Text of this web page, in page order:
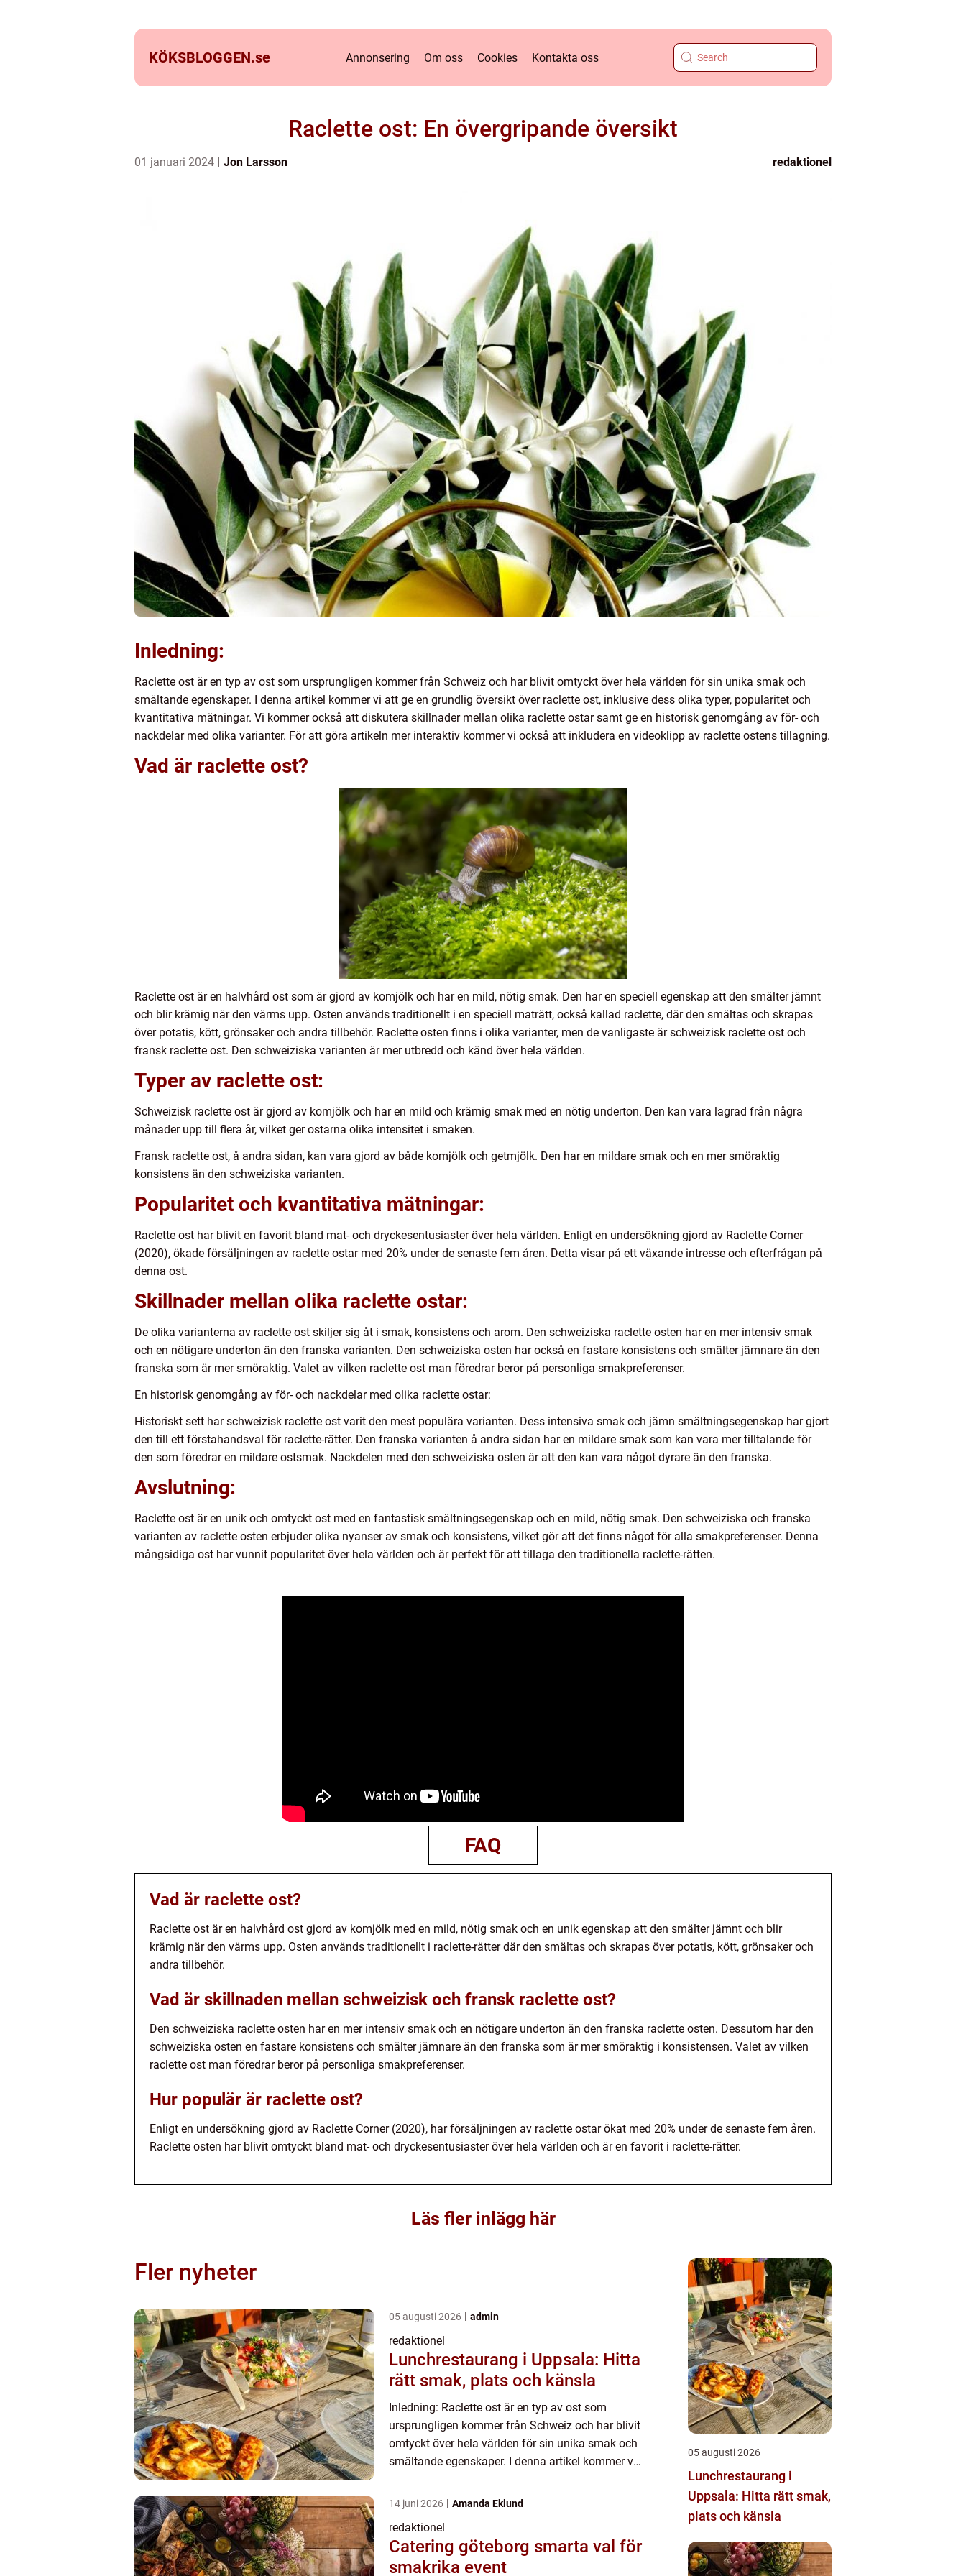
KÖKSBLOGGEN.se Annonsering Om oss Cookies Kontakta oss
Raclette ost: En övergripande översikt
01 januari 2024 Jon Larsson redaktionel
Inledning:
Raclette ost är en typ av ost som ursprungligen kommer från Schweiz och har blivit omtyckt över hela världen för sin unika smak och
smältande egenskaper. I denna artikel kommer vi att ge en grundlig översikt över raclette ost, inklusive dess olika typer, popularitet och
kvantitativa mätningar. Vi kommer också att diskutera skillnader mellan olika raclette ostar samt ge en historisk genomgång av för- och
nackdelar med olika varianter. För att göra artikeln mer interaktiv kommer vi också att inkludera en videoklipp av raclette ostens tillagning.
Vad är raclette ost?
Raclette ost är en halvhård ost som är gjord av komjölk och har en mild, nötig smak. Den har en speciell egenskap att den smälter jämnt
och blir krämig när den värms upp. Osten används traditionellt i en speciell maträtt, också kallad raclette, där den smältas och skrapas
över potatis, kött, grönsaker och andra tillbehör. Raclette osten finns i olika varianter, men de vanligaste är schweizisk raclette ost och
fransk raclette ost. Den schweiziska varianten är mer utbredd och känd över hela världen.
Typer av raclette ost:
Schweizisk raclette ost är gjord av komjölk och har en mild och krämig smak med en nötig underton. Den kan vara lagrad från några
månader upp till flera år, vilket ger ostarna olika intensitet i smaken.
Fransk raclette ost, å andra sidan, kan vara gjord av både komjölk och getmjölk. Den har en mildare smak och en mer smöraktig
konsistens än den schweiziska varianten.
Popularitet och kvantitativa mätningar:
Raclette ost har blivit en favorit bland mat- och dryckesentusiaster över hela världen. Enligt en undersökning gjord av Raclette Corner
(2020), ökade försäljningen av raclette ostar med 20% under de senaste fem åren. Detta visar på ett växande intresse och efterfrågan på
denna ost.
Skillnader mellan olika raclette ostar:
De olika varianterna av raclette ost skiljer sig åt i smak, konsistens och arom. Den schweiziska raclette osten har en mer intensiv smak
och en nötigare underton än den franska varianten. Den schweiziska osten har också en fastare konsistens och smälter jämnare än den
franska som är mer smöraktig. Valet av vilken raclette ost man föredrar beror på personliga smakpreferenser.
En historisk genomgång av för- och nackdelar med olika raclette ostar:
Historiskt sett har schweizisk raclette ost varit den mest populära varianten. Dess intensiva smak och jämn smältningsegenskap har gjort
den till ett förstahandsval för raclette-rätter. Den franska varianten å andra sidan har en mildare smak som kan vara mer tilltalande för
den som föredrar en mildare ostsmak. Nackdelen med den schweiziska osten är att den kan vara något dyrare än den franska.
Avslutning:
Raclette ost är en unik och omtyckt ost med en fantastisk smältningsegenskap och en mild, nötig smak. Den schweiziska och franska
varianten av raclette osten erbjuder olika nyanser av smak och konsistens, vilket gör att det finns något för alla smakpreferenser. Denna
mångsidiga ost har vunnit popularitet över hela världen och är perfekt för att tillaga den traditionella raclette-rätten.
FAQ
Vad är raclette ost?
Raclette ost är en halvhård ost gjord av komjölk med en mild, nötig smak och en unik egenskap att den smälter jämnt och blir
krämig när den värms upp. Osten används traditionellt i raclette-rätter där den smältas och skrapas över potatis, kött, grönsaker och
andra tillbehör.
Vad är skillnaden mellan schweizisk och fransk raclette ost?
Den schweiziska raclette osten har en mer intensiv smak och en nötigare underton än den franska raclette osten. Dessutom har den
schweiziska osten en fastare konsistens och smälter jämnare än den franska som är mer smöraktig i konsistensen. Valet av vilken
raclette ost man föredrar beror på personliga smakpreferenser.
Hur populär är raclette ost?
Enligt en undersökning gjord av Raclette Corner (2020), har försäljningen av raclette ostar ökat med 20% under de senaste fem åren.
Raclette osten har blivit omtyckt bland mat- och dryckesentusiaster över hela världen och är en favorit i raclette-rätter.
Läs fler inlägg här
Fler nyheter
05 augusti 2026 admin
redaktionel
Lunchrestaurang i Uppsala: Hitta
rätt smak, plats och känsla
Inledning: Raclette ost är en typ av ost som
ursprungligen kommer från Schweiz och har blivit
omtyckt över hela världen för sin unika smak och
smältande egenskaper. I denna artikel kommer vi
inklusive de...
14 juni 2026 Amanda Eklund
redaktionel
Catering göteborg smarta val för
smakrika event
05 augusti 2026
Lunchrestaurang i
Uppsala: Hitta rätt smak,
plats och känsla